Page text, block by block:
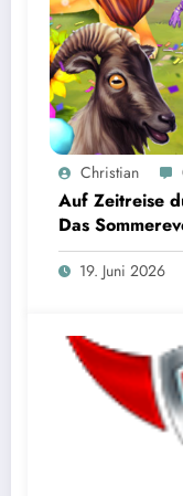
Christian
Auf Zeitreise
Das
19. Juni 2026